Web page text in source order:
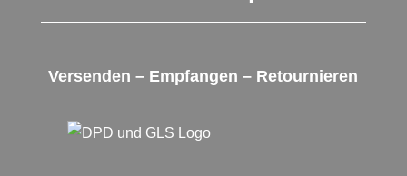
Versenden – Empfangen – Retournieren